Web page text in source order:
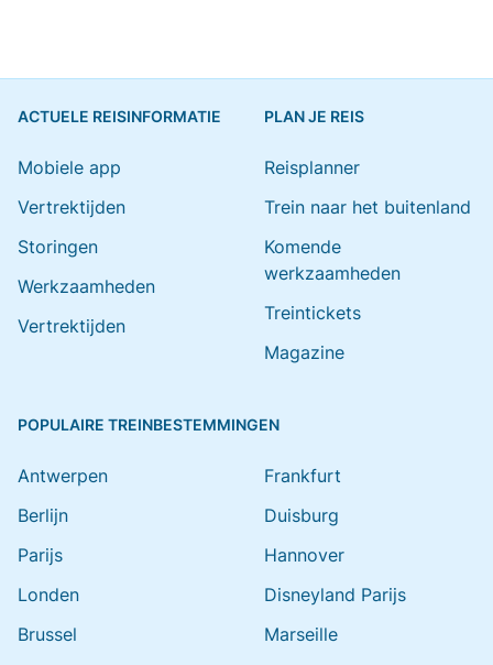
ACTUELE REISINFORMATIE
Mobiele app
Vertrektijden
Storingen
Werkzaamheden
Vertrektijden
PLAN JE REIS
Reisplanner
Trein naar het buitenland
Komende
werkzaamheden
Treintickets
Magazine
POPULAIRE TREINBESTEMMINGEN
Antwerpen
Berlijn
Parijs
Londen
Brussel
Frankfurt
Duisburg
Hannover
Disneyland Parijs
Marseille